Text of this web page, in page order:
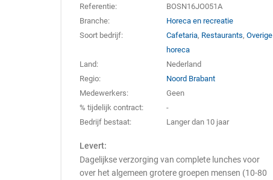
Referentie:
BOSN16JO051A
Branche:
Horeca en recreatie
Soort bedrijf:
Cafetaria, Restaurants,Overige
horeca
Land:
Nederland
Regio:
Noord Brabant
Medewerkers:
Geen
% tijdelijk contract:
-
Bedrijf bestaat:
Langer dan 10 jaar
Levert:
Dagelijkse verzorging van complete lunches voor
over het algemeen grotere groepen mensen (10-80